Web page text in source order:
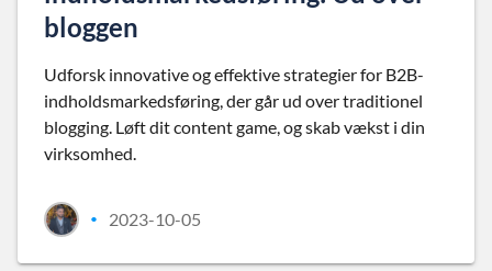
bloggen
Udforsk innovative og effektive strategier for B2B-
indholdsmarkedsføring, der går ud over traditionel
blogging. Løft dit content game, og skab vækst i din
virksomhed.
• 2023-10-05